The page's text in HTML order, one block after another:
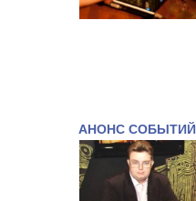
АНОНС СОБЫТИЙ